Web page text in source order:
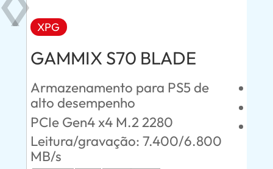
XPG
GAMMIX S70 BLADE
Armazenamento para PS5 de
alto desempenho
PCIe Gen4 x4 M.2 2280
Leitura/gravação: 7.400/6.800
MB/s